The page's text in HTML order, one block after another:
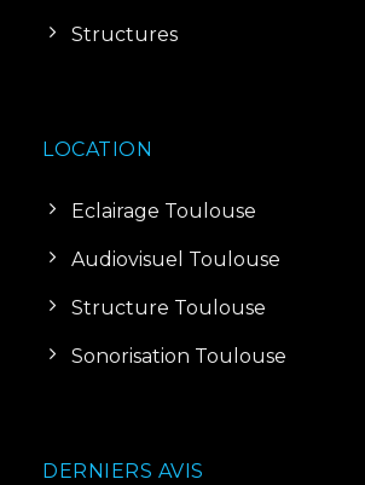
Structures
LOCATION
Eclairage Toulouse
Audiovisuel Toulouse
Structure Toulouse
Sonorisation Toulouse
DERNIERS AVIS